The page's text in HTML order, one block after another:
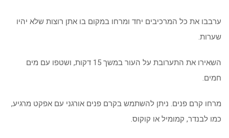
ערבבו את כל המרכיבים יחד ומרחו במקום בו אתן רוצות שלא יהיו
שערות.
השאירו את התערובת על העור במשך 15 דקות, ושטפו עם מים
חמים.
מרחו קרם פנים. ניתן להשתמש בקרם פנים אורגני עם אפקט מרגיע,
כמו לבנדר, קמומיל או קוקוס.